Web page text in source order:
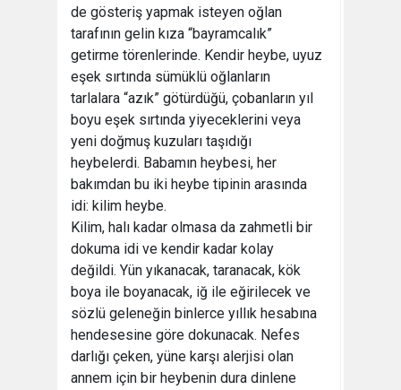
de gösteriş yapmak isteyen oğlan
tarafının gelin kıza “bayramcalık”
getirme törenlerinde. Kendir heybe, uyuz
eşek sırtında sümüklü oğlanların
tarlalara “azık” götürdüğü, çobanların yıl
boyu eşek sırtında yiyeceklerini veya
yeni doğmuş kuzuları taşıdığı
heybelerdi. Babamın heybesi, her
bakımdan bu iki heybe tipinin arasında
idi: kilim heybe.
Kilim, halı kadar olmasa da zahmetli bir
dokuma idi ve kendir kadar kolay
değildi. Yün yıkanacak, taranacak, kök
boya ile boyanacak, iğ ile eğirilecek ve
sözlü geleneğin binlerce yıllık hesabına
hendesesine göre dokunacak. Nefes
darlığı çeken, yüne karşı alerjisi olan
annem için bir heybenin dura dinlene